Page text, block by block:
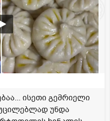
ისეთი გემრიელი
უნდა